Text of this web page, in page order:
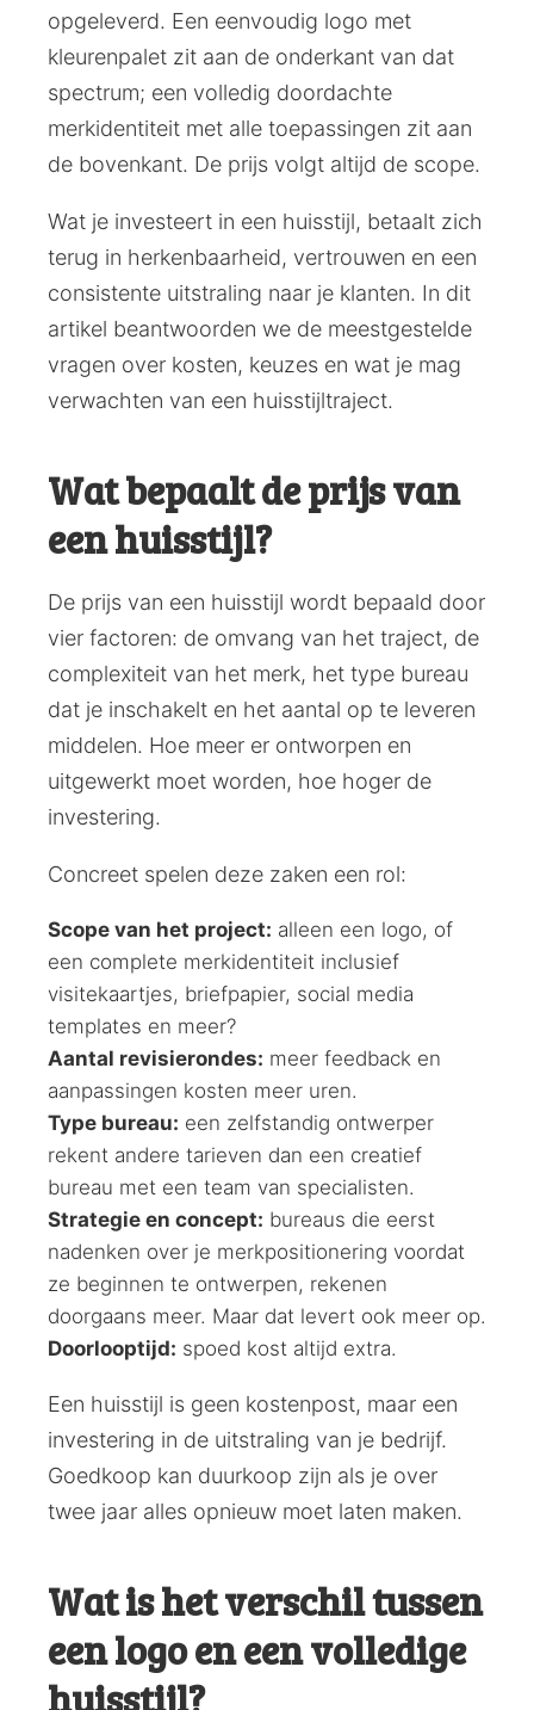
opgeleverd. Een eenvoudig logo met
kleurenpalet zit aan de onderkant van dat
spectrum; een volledig doordachte
merkidentiteit met alle toepassingen zit aan
de bovenkant. De prijs volgt altijd de scope.
Wat je investeert in een huisstijl, betaalt zich
terug in herkenbaarheid, vertrouwen en een
consistente uitstraling naar je klanten. In dit
artikel beantwoorden we de meestgestelde
vragen over kosten, keuzes en wat je mag
verwachten van een huisstijltraject.
Wat bepaalt de prijs van
een huisstijl?
De prijs van een huisstijl wordt bepaald door
vier factoren: de omvang van het traject, de
complexiteit van het merk, het type bureau
dat je inschakelt en het aantal op te leveren
middelen. Hoe meer er ontworpen en
uitgewerkt moet worden, hoe hoger de
investering.
Concreet spelen deze zaken een rol:
Scope van het project: alleen een logo, of
een complete merkidentiteit inclusief
visitekaartjes, briefpapier, social media
templates en meer?
Aantal revisierondes: meer feedback en
aanpassingen kosten meer uren.
Type bureau: een zelfstandig ontwerper
rekent andere tarieven dan een creatief
bureau met een team van specialisten.
Strategie en concept: bureaus die eerst
nadenken over je merkpositionering voordat
ze beginnen te ontwerpen, rekenen
doorgaans meer. Maar dat levert ook meer op.
Doorlooptijd: spoed kost altijd extra.
Een huisstijl is geen kostenpost, maar een
investering in de uitstraling van je bedrijf.
Goedkoop kan duurkoop zijn als je over
twee jaar alles opnieuw moet laten maken.
Wat is het verschil tussen
een logo en een volledige
huisstijl?